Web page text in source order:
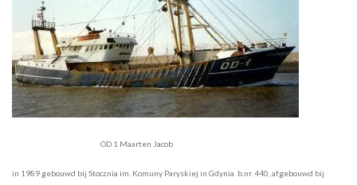
OD 1 Maarten Jacob
in 1989 gebouwd bij Stocznia im. Komuny Paryskiej in Gdynia. b.nr. 440, afgebouwd bij